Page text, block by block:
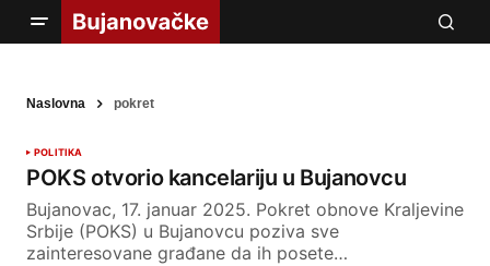
Naslovna pokret
POLITIKA
POKS otvorio kancelariju u Bujanovcu
Bujanovac, 17. januar 2025. Pokret obnove Kraljevine
Srbije (POKS) u Bujanovcu poziva sve
zainteresovane građane da ih posete…